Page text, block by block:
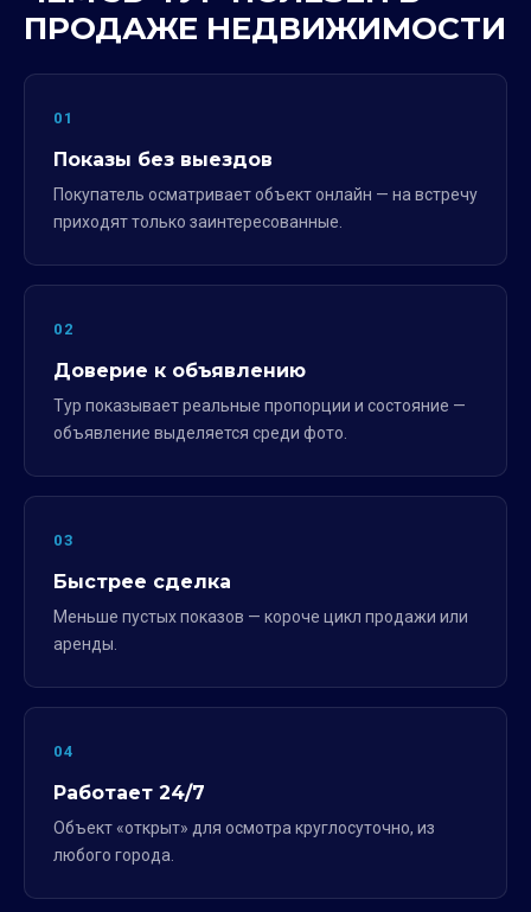
ПРОДАЖЕ НЕДВИЖИМОСТИ
01
Показы без выездов
Покупатель осматривает объект онлайн — на встречу
приходят только заинтересованные.
02
Доверие к объявлению
Тур показывает реальные пропорции и состояние —
объявление выделяется среди фото.
03
Быстрее сделка
Меньше пустых показов — короче цикл продажи или
аренды.
04
Работает 24/7
Объект «открыт» для осмотра круглосуточно, из
любого города.